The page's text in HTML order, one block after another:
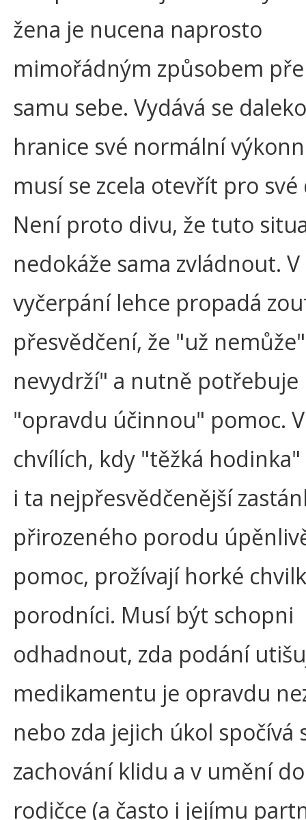
žena je nucena naprosto
mimořádným způsobem
samu sebe. Vydává se
hranice své normální
musí se zcela otevřít pro své
Není proto divu, že tuto
nedokáže sama zvládnout.
vyčerpání lehce propadá
přesvědčení, že "už
nevydrží" a nutně potřebuje
"opravdu účinnou" pomoc.
chvílích, kdy "těžká
i ta nejpřesvědčenější
přirozeného porodu
pomoc, prožívají horké
porodníci. Musí být schopni
odhadnout, zda podání
medikamentu je opravdu
nebo zda jejich úkol spočívá
zachování klidu a v umění
rodičce (a často i jejímu